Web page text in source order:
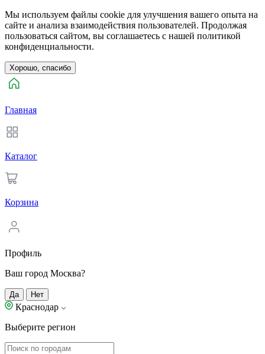
Мы используем файлы cookie для улучшения вашего опыта на
сайте и анализа взаимодействия пользователей. Продолжая
пользоваться сайтом, вы соглашаетесь с нашей политикой
конфиденциальности.
Хорошо, спасибо
Главная
Каталог
Корзина
Профиль
Ваш город Москва?
Да Нет
Краснодар
Выберите регион